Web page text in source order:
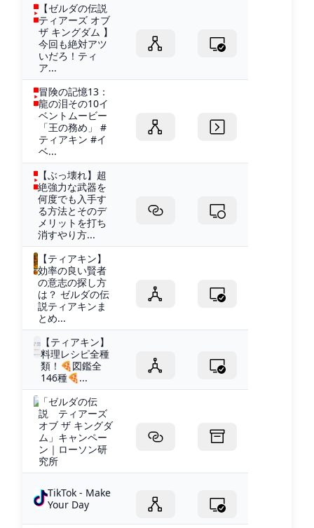
【ゼルダの伝説
ティアーズ オブ
ザ キングダム 】
今回も絶対アツ
いだろ！ティ
ア...
冒険の記憶13：
龍の泪その10イ
ベントムービー
「王の務め」 #
ティアキン #イ
ベ...
【ぶっ壊れ】超
絶強力な武器を
何度でも入手す
る方法とそのデ
メリットを打ち
消すやり方...
【ティアキン】
効率の良い賢者
の意志の探し方
は？ ゼルダの伝
説ティアキンま
とめ...
【ティアキン】
料理レシピ全種
類！🍕図鑑全
146種🍕...
「ゼルダの伝
説 ティアーズ
オブ ザ キングダ
ム」キャンペー
ン｜ローソン研
究所
TikTok - Make
Your Day